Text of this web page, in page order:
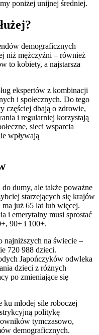
poniżej unijnej średniej.
demograficznych
niż mężczyźni – również
to kobiety, a najstarsza
ekspertów z kombinacji
i społecznych. Do tego
częściej dbają o zdrowie,
i regularniej korzystają
sieci wsparcia
wpływają
dumy, ale także poważne
starzejących się krajów
już 65 lat lub więcej.
i emerytalny musi sprostać
90+ i 100+.
najniższych na świecie –
720 988 dzieci.
Japończyków odwleka
dzieci z różnych
po zmieniające się
ku młodej sile roboczej
politykę
tymczasowo,
demograficznych.